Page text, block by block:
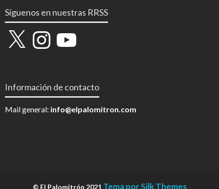
Síguenos en nuestras RRSS
X InstagramYouTube
Información de contacto
Mail general: info@elpalomitron.com
© El Palomitrón 2021 Tema por Silk Themes